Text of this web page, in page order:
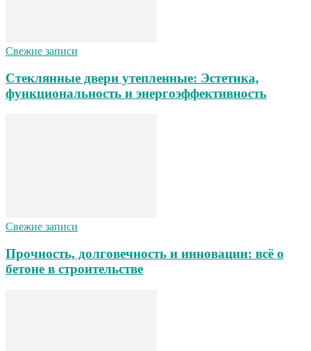
Свежие записи
Стеклянные двери утепленные: Эстетика,
функциональность и энергоэффективность
Свежие записи
Прочность, долговечность и инновации: всё о
бетоне в строительстве